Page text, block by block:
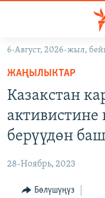
Навигацияга
өтүңүз
Издөөгө
салыңыз
МАДАНИЯТ
УКРАИНА
ТВ ПРОГРАММАЛАР
БҮГҮН АЗАТТЫКТА
ПОДКАСТ
6-Август, 2026-жыл,
ЖАҢЫЛЫКТАР
Казакстан
берүүдөн
28-Ноябрь, 2023
Бөлүшүңүз